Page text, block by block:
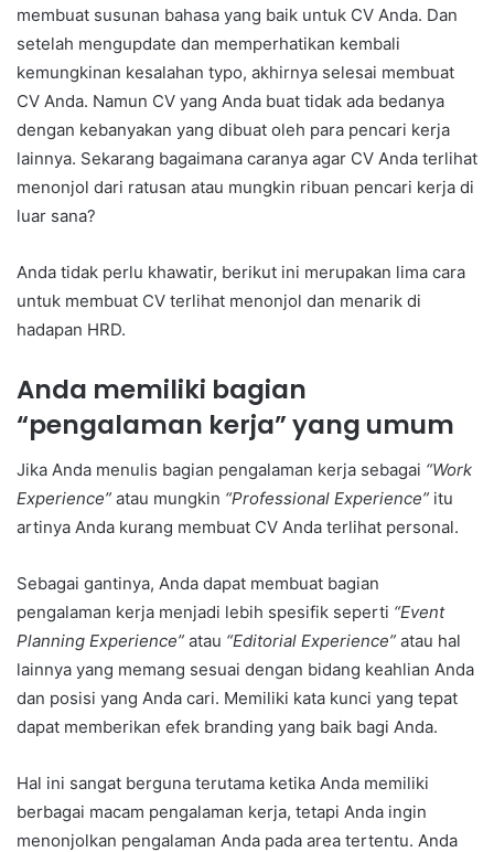
membuat susunan bahasa yang baik untuk CV Anda. Dan
setelah mengupdate dan memperhatikan kembali
kemungkinan kesalahan typo, akhirnya selesai membuat
CV Anda. Namun CV yang Anda buat tidak ada bedanya
dengan kebanyakan yang dibuat oleh para pencari kerja
lainnya. Sekarang bagaimana caranya agar CV Anda terlihat
menonjol dari ratusan atau mungkin ribuan pencari kerja di
luar sana?
Anda tidak perlu khawatir, berikut ini merupakan lima cara
untuk membuat CV terlihat menonjol dan menarik di
hadapan HRD.
Anda memiliki bagian
“pengalaman kerja” yang umum
Jika Anda menulis bagian pengalaman kerja sebagai “Work
Experience” atau mungkin “Professional Experience” itu
artinya Anda kurang membuat CV Anda terlihat personal.
Sebagai gantinya, Anda dapat membuat bagian
pengalaman kerja menjadi lebih spesifik seperti “Event
Planning Experience” atau “Editorial Experience” atau hal
lainnya yang memang sesuai dengan bidang keahlian Anda
dan posisi yang Anda cari. Memiliki kata kunci yang tepat
dapat memberikan efek branding yang baik bagi Anda.
Hal ini sangat berguna terutama ketika Anda memiliki
berbagai macam pengalaman kerja, tetapi Anda ingin
menonjolkan pengalaman Anda pada area tertentu. Anda